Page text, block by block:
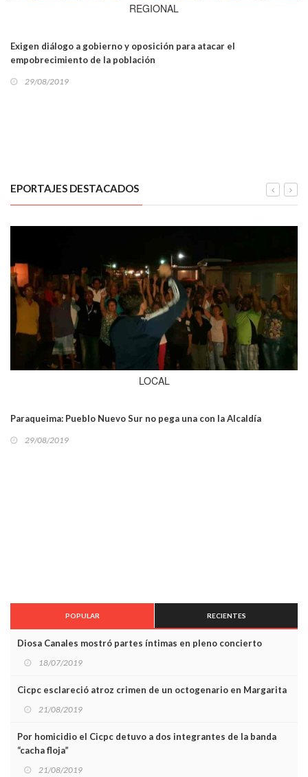
REGIONAL
Exigen diálogo a gobierno y oposición para atacar el
empobrecimiento de la población
29/08/2019
EPORTAJES DESTACADOS
LOCAL
Paraqueima: Pueblo Nuevo Sur no pega una con la Alcaldía
29/08/2019
POPULAR RECIENTES
Diosa Canales mostró partes íntimas en pleno concierto
18/07/2019
Cicpc esclareció atroz crimen de un octogenario en Margarita
21/08/2019
Por homicidio el Cicpc detuvo a dos integrantes de la banda
“cacha floja”
21/08/2019